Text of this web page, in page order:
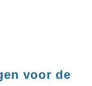
voor de